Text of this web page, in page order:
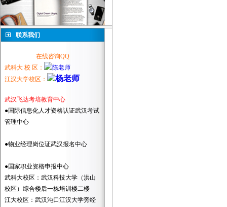
联系我们
在线咨询QQ
武科大 校 区：
江汉大学校区：
武汉飞达考培教育中心
●国际信息化人才资格认证武汉考试
管理中心
●物业经理岗位证武汉报名中心
●国家职业资格申报中心
武科大校区：武汉科技大学（洪山
校区）综合楼后一栋培训楼二楼
江大校区：武汉沌口江汉大学旁经